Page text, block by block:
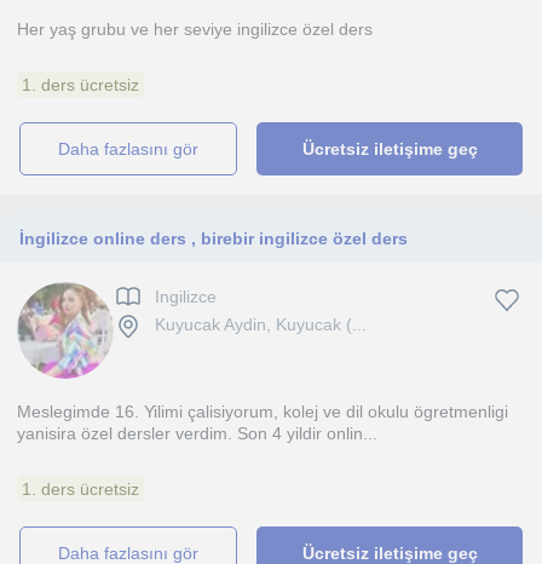
Her yaş grubu ve her seviye ingilizce özel ders
1. ders ücretsiz
daha fazlasını gör Ücretsiz iletişime geç
İngilizce online ders , birebir ingilizce özel ders
Ingilizce
Kuyucak Aydin, Kuyucak (...
Meslegimde 16. Yilimi çalisiyorum, kolej ve dil okulu ögretmenligi
yanisira özel dersler verdim. Son 4 yildir onlin...
1. ders ücretsiz
daha fazlasını gör Ücretsiz iletişime geç